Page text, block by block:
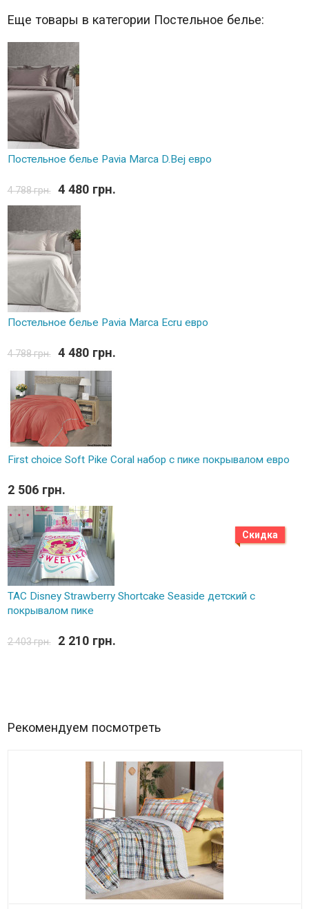
Еще товары в категории Постельное белье:
Постельное белье Pavia Marca D.Bej евро
4 788 грн. 4 480 грн.
Постельное белье Pavia Marca Ecru евро
4 788 грн. 4 480 грн.
First choice Soft Pike Coral набор с пике покрывалом евро
2 506 грн.
Скидка
TAC Disney Strawberry Shortcake Seaside детский с
покрывалом пике
2 403 грн. 2 210 грн.
Рекомендуем посмотреть